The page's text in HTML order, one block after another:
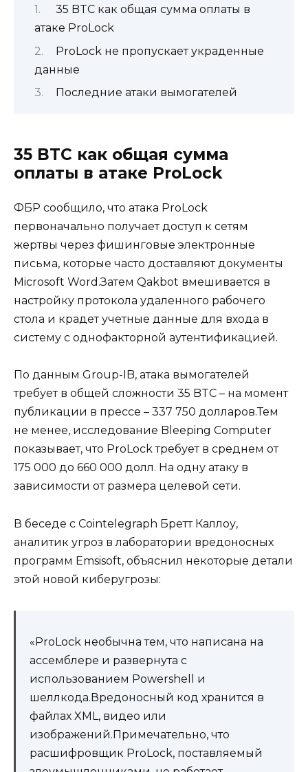
35 BTC как общая сумма оплаты в
атаке ProLock
ProLock не пропускает украденные
данные
Последние атаки вымогателей
35 BTC как общая сумма
оплаты в атаке ProLock
ФБР сообщило, что атака ProLock
первоначально получает доступ к сетям
жертвы через фишинговые электронные
письма, которые часто доставляют документы
Microsoft Word.Затем Qakbot вмешивается в
настройку протокола удаленного рабочего
стола и крадет учетные данные для входа в
систему с однофакторной аутентификацией.
По данным Group-IB, атака вымогателей
требует в общей сложности 35 BTC – на момент
публикации в прессе – 337 750 долларов.Тем
не менее, исследование Bleeping Computer
показывает, что ProLock требует в среднем от
175 000 до 660 000 долл. На одну атаку в
зависимости от размера целевой сети.
В беседе с Cointelegraph Бретт Каллоу,
аналитик угроз в лаборатории вредоносных
программ Emsisoft, объяснил некоторые детали
этой новой киберугрозы:
«ProLock необычна тем, что написана на
ассемблере и развернута с
использованием Powershell и
шеллкода.Вредоносный код хранится в
файлах XML, видео или
изображений.Примечательно, что
расшифровщик ProLock, поставляемый